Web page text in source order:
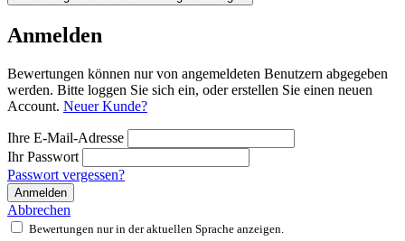
Anmelden
Bewertungen können nur von angemeldeten Benutzern abgegeben
werden. Bitte loggen Sie sich ein, oder erstellen Sie einen neuen
Account. Neuer Kunde?
Ihre E-Mail-Adresse
Ihr Passwort
Passwort vergessen?
Anmelden
Abbrechen
Bewertungen nur in der aktuellen Sprache anzeigen.